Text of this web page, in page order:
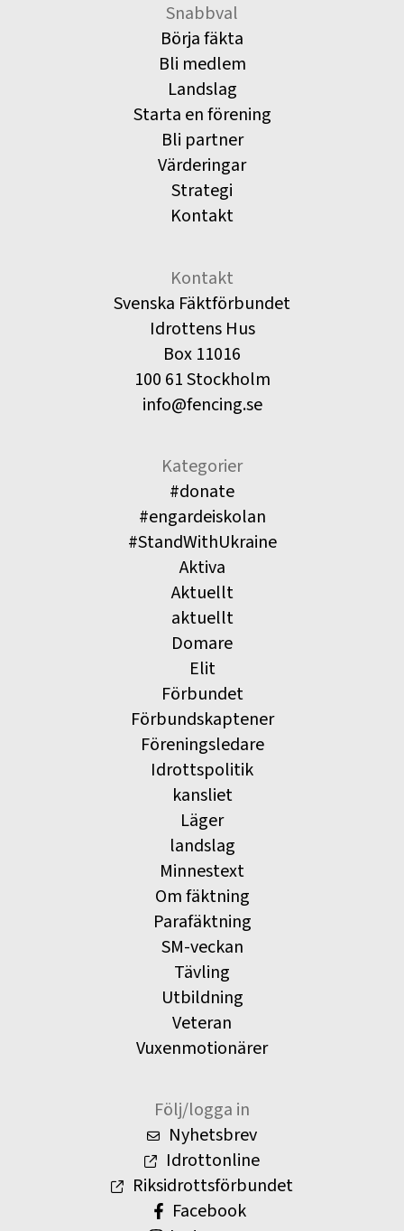
Snabbval
Börja fäkta
Bli medlem
Landslag
Starta en förening
Bli partner
Värderingar
Strategi
Kontakt
Kontakt
Svenska Fäktförbundet
Idrottens Hus
Box 11016
100 61 Stockholm
info@fencing.se
Kategorier
#donate
#engardeiskolan
#StandWithUkraine
Aktiva
Aktuellt
aktuellt
Domare
Elit
Förbundet
Förbundskaptener
Föreningsledare
Idrottspolitik
kansliet
Läger
landslag
Minnestext
Om fäktning
Parafäktning
SM-veckan
Tävling
Utbildning
Veteran
Vuxenmotionärer
Följ/logga in
Nyhetsbrev
Idrottonline
Riksidrottsförbundet
Facebook